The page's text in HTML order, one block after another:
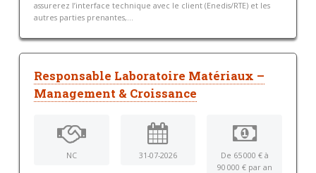
assurerez l’interface technique avec le client (Enedis/RTE) et les
autres parties prenantes,...
Responsable Laboratoire Matériaux –
Management & Croissance
NC 31-07-2026
De 65 000 € à
90 000 € par an